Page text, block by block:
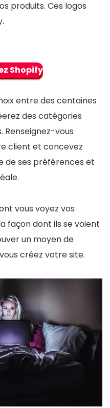
produits. Ces logos
Shopify
entre des centaines
des catégories
Renseignez-vous
client et concevez
ses préférences et
vous voyez vos
façon dont ils se voient
un moyen de
créez votre site.